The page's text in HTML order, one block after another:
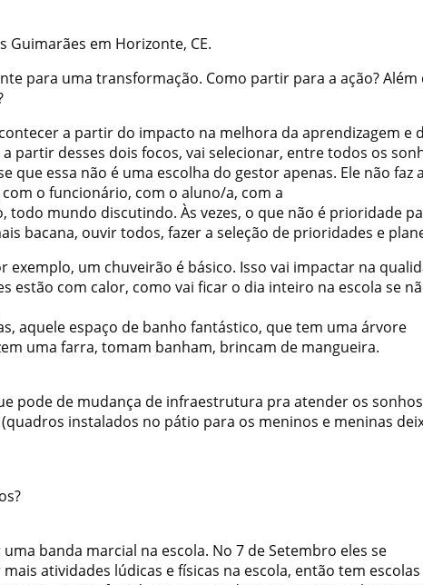
Guimarães em Horizonte, CE.
para uma transformação. Como partir para a ação? Além
a partir do impacto na melhora da aprendizagem e
partir desses dois focos, vai selecionar, entre todos os
essa não é uma escolha do gestor apenas. Ele não faz
o funcionário, com o aluno/a, com a
mundo discutindo. Às vezes, o que não é prioridade
bacana, ouvir todos, fazer a seleção de prioridades e
um chuveirão é básico. Isso vai impactar na
estão com calor, como vai ficar o dia inteiro na escola se
aquele espaço de banho fantástico, que tem uma árvore
uma farra, tomam banham, brincam de mangueira.
pode de mudança de infraestrutura pra atender os
instalados no pátio para os meninos e meninas
banda marcial na escola. No 7 de Setembro eles se
atividades lúdicas e físicas na escola, então tem